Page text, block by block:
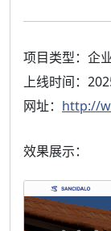
项目类型：企
上线时间：
网址： http://
效果展示：